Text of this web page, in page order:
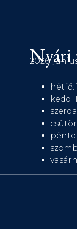
Nyári
2026.
hétfő:
kedd: